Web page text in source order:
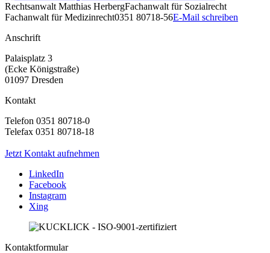
Rechtsanwalt Matthias HerbergFachanwalt für Sozialrecht
Fachanwalt für Medizinrecht0351 80718-56E-Mail schreiben
Anschrift
Palaisplatz 3
(Ecke Königstraße)
01097 Dresden
Kontakt
Telefon 0351 80718-0
Telefax 0351 80718-18
Jetzt Kontakt aufnehmen
LinkedIn
Facebook
Instagram
Xing
Kontaktformular